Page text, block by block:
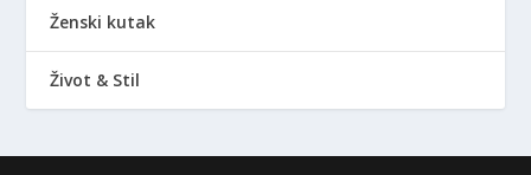
Ženski kutak
Život & Stil